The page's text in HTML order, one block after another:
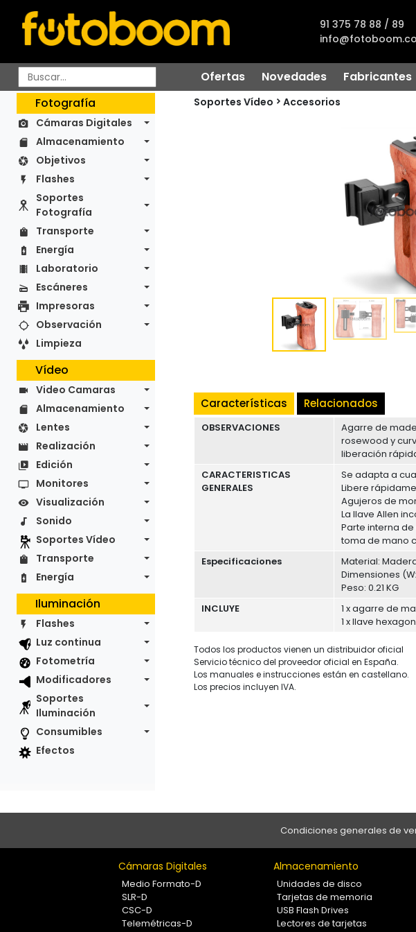
91 375 78 88 / 89
Ofertas Novedades Fabricantes
Fotografía
Cámaras Digitales
Almacenamiento
Objetivos
Flashes
Soportes
Fotografía
Transporte
Energía
Laboratorio
Escáneres
Impresoras
Observación
Limpieza
Vídeo
Video Camaras
Almacenamiento
Lentes
Realización
Edición
Monitores
Visualización
Sonido
Soportes Vídeo
Transporte
Energía
Iluminación
Flashes
Luz continua
Fotometría
Modificadores
Soportes
Iluminación
Consumibles
Efectos
Soportes Vídeo Accesorios
Características Relacionados
OBSERVACIONES
Agarre de
rosewood y
liberación
CARACTERISTICAS
GENERALES
Se adapta a
Libere
Agujeros de
La llave Allen
Parte interna
toma de mano
Especificaciones
Material:
Dimensiones
Peso: 0.21 KG
INCLUYE
1 x agarre de
1 x llave
Todos los productos vienen un distribuidor oficial
Servicio técnico del proveedor oficial en España.
Los manuales e instrucciones están en castellano.
Los precios incluyen IVA.
Condiciones generales de
Cámaras Digitales
Medio Formato-D
SLR-D
CSC-D
Telemétricas-D
Almacenamiento
Unidades de disco
Tarjetas de memoria
USB Flash Drives
Lectores de tarjetas